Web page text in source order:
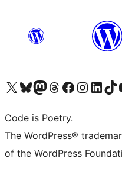
Navštivte náš účet na X (dříve Twitter)
Navštivte náš Bluesky účetNavštivte náš účet Mastodon
Navštivte náš Threads účetNavštivte naši stránku na
Navštivte náš Instagram účetNavštivte náš LinkedIn účet
Navštivte náš
Code is Poetry.
The WordPress®
of the WordPress